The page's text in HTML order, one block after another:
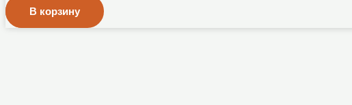
×
В корзину